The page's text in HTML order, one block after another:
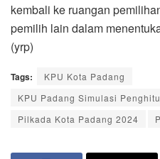
kembali ke ruangan
pemilih lain dalam
(yrp)
Tags:
KPU Kota Padang
KPU Padang Simulasi
Pilkada Kota Padang 2024